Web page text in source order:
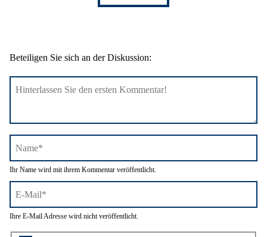
Beteiligen Sie sich an der Diskussion:
Name*
Ihr Name wird mit ihrem Kommentar veröffentlicht.
E-
Mail*
Ihre E-Mail Adresse wird nicht veröffentlicht.